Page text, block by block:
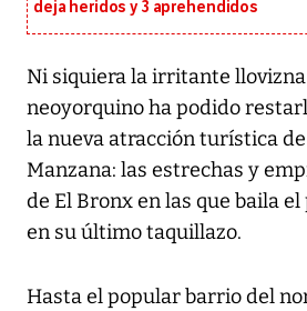
deja heridos y 3 aprehendidos
Ni siquiera la irritante
neoyorquino ha podido
la nueva atracción turística
Manzana: las estrechas y
de El Bronx en las que baila
en su último taquillazo.
Hasta el popular barrio del